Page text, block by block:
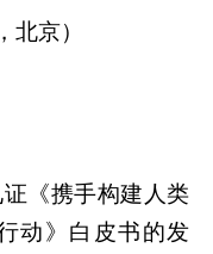
北京）
《携手构建人类
动》白皮书的发